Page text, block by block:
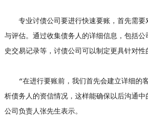
专业讨债公司要进行快速要账，首先需要
与评估。通过收集债务人的详细信息，包括
史交易记录等，讨债公司可以制定更具针对性
“在进行要账前，我们首先会建立详细的
析债务人的资信情况，这样能确保以后沟通
公司负责人张先生表示。